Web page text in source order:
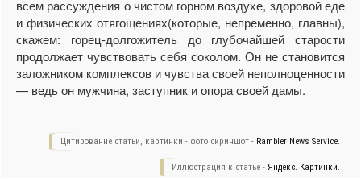
всем рассуждения о чистом горном воздухе, здоровой еде
и физических отягощениях(которые, непременно, главны),
скажем: горец-долгожитель до глубочайшей старости
продолжает чувствовать себя соколом. Он не становится
заложником комплексов и чувства своей неполноценности
— ведь он мужчина, заступник и опора своей дамы.
Цитирование статьи, картинки - фото скриншот - Rambler News Service.
Иллюстрация к статье - Яндекс. Картинки.